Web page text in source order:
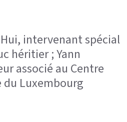
intervenant spécial
héritier ; Yann
associé au Centre
Luxembourg